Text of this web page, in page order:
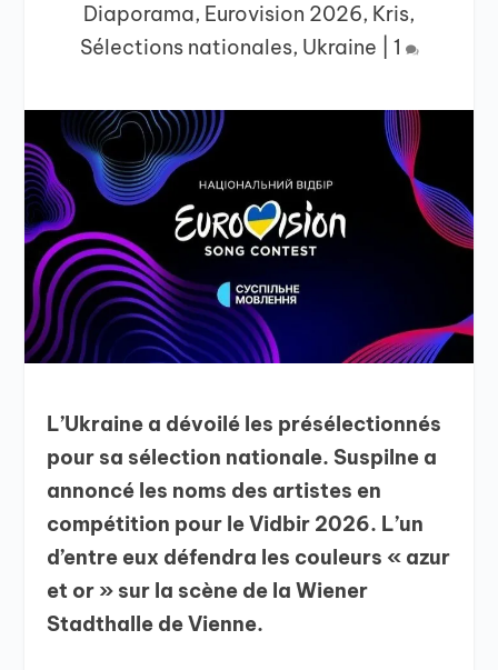
Diaporama, Eurovision 2026, Kris,
Sélections nationales, Ukraine 1
L’Ukraine a dévoilé les présélectionnés
pour sa sélection nationale. Suspilne a
annoncé les noms des artistes en
compétition pour le Vidbir 2026. L’un
d’entre eux défendra les couleurs « azur
et or » sur la scène de la Wiener
Stadthalle de Vienne.